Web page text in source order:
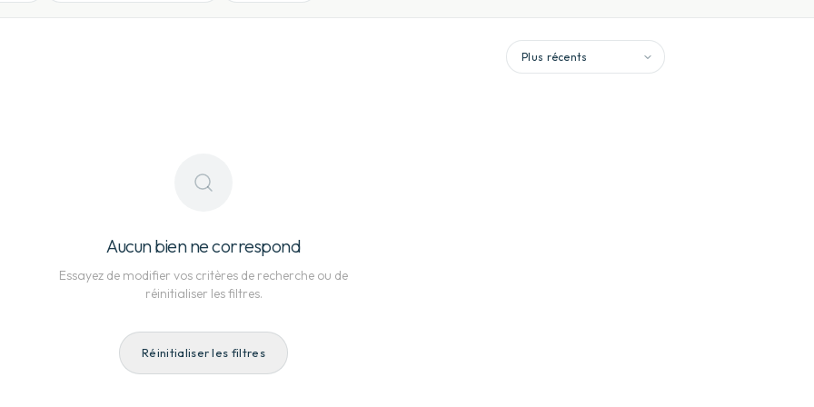
Aucun bien ne correspond
Essayez de modifier vos critères de recherche ou de
réinitialiser les filtres.
Réinitialiser les filtres